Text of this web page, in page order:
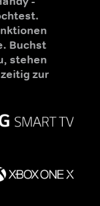
Buchst
stehen
zur